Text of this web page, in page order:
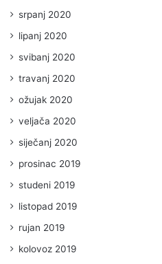
srpanj 2020
lipanj 2020
svibanj 2020
travanj 2020
ožujak 2020
veljača 2020
siječanj 2020
prosinac 2019
studeni 2019
listopad 2019
rujan 2019
kolovoz 2019